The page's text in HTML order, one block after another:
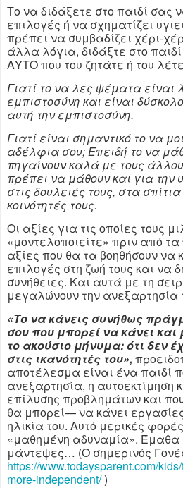
Το να διδάξετε στο παιδί σας
επιλογές ή να σχηματίζει
πρέπει να συμβαδίζει χέρι-
άλλα λόγια, διδάξτε στο
ΑΥΤΟ που του ζητάτε ή του
Γιατί το να λες ψέματα είναι
εμπιστοσύνη και είναι
αυτή την εμπιστοσύνη.
Γιατί είναι σημαντικό το να
αδέλφια σου; Επειδή το να
πηγαίνουν καλά με τους
πρέπει να μάθουν και για την
στις δουλειές τους, στα
κοινότητές τους.
Οι αξίες για τις οποίες τους
«μοντελοποιείτε» πριν από
αξίες που θα τα βοηθήσουν να
επιλογές στη ζωή τους και να
συνήθειες. Και αυτά με τη
μεγαλώνουν την ανεξαρτησία
«Το να κάνεις συνήθως
σου που μπορεί να κάνει και
το ακούσιο μήνυμα: ότι δεν
στις ικανότητές του»,
αποτέλεσμα είναι ένα παιδί
ανεξαρτησία, η αυτοεκτίμηση
επίλυσης προβλημάτων και
θα μπορεί— να κάνει
ηλικία του. Αυτό μερικές
«μαθημένη αδυναμία». Έμαθα
μάντεψες… (Ο σημερινός
https://www.todaysparent.com/
more-independent/)